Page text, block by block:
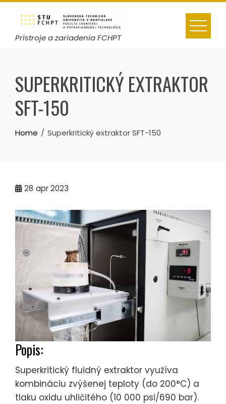
Skip
content
Prístroje a zariadenia FCHPT
SUPERKRITICKÝ EXTRAKTOR
SFT-150
Home Superkritický extraktor SFT-150
28 apr 2023
Popis:
Superkritický fluidný extraktor využíva
kombináciu zvýšenej teploty (do 200°C) a
tlaku oxidu uhličitého (10 000 psi/690 bar).